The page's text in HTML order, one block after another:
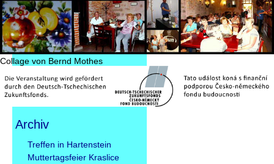
Collage von Bernd Mothes
Archiv
Navigation
überspringen
Treffen in Hartenstein
Muttertagsfeier Kraslice